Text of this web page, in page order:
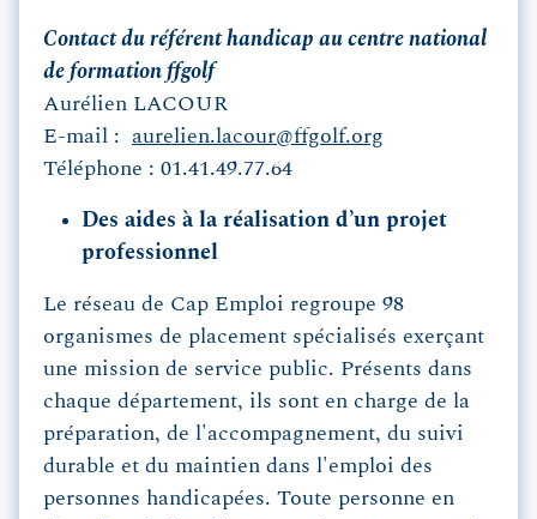
Contact du référent handicap au centre national
de formation ffgolf
Aurélien LACOUR
E-mail : aurelien.lacour@ffgolf.org
Téléphone : 01.41.49.77.64
Des aides à la réalisation d’un projet
professionnel
Le réseau de Cap Emploi regroupe 98
organismes de placement spécialisés exerçant
une mission de service public. Présents dans
chaque département, ils sont en charge de la
préparation, de l'accompagnement, du suivi
durable et du maintien dans l'emploi des
personnes handicapées. Toute personne en